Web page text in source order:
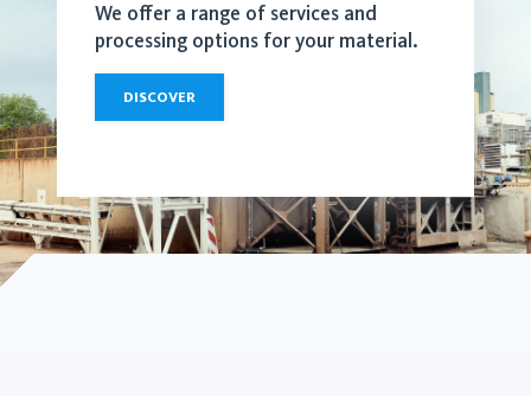
We offer a range of services and
processing options for your material.
DISCOVER